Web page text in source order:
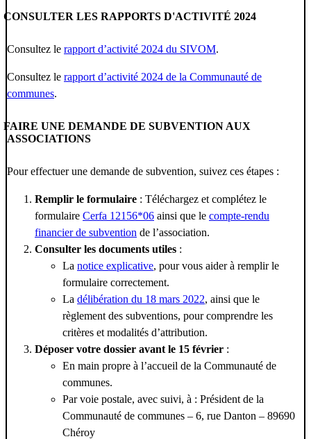
CONSULTER LES RAPPORTS D'ACTIVITÉ 2024
Consultez le rapport d’activité 2024 du SIVOM.
Consultez le rapport d’activité 2024 de la Communauté de
communes.
FAIRE UNE DEMANDE DE SUBVENTION AUX
ASSOCIATIONS
Pour effectuer une demande de subvention, suivez ces étapes :
Remplir le formulaire : Téléchargez et complétez le
formulaire Cerfa 12156*06 ainsi que le compte-rendu
financier de subvention de l’association.
Consulter les documents utiles :
La notice explicative, pour vous aider à remplir le
formulaire correctement.
La délibération du 18 mars 2022, ainsi que le
règlement des subventions, pour comprendre les
critères et modalités d’attribution.
Déposer votre dossier avant le 15 février :
En main propre à l’accueil de la Communauté de
communes.
Par voie postale, avec suivi, à : Président de la
Communauté de communes – 6, rue Danton – 89690
Chéroy